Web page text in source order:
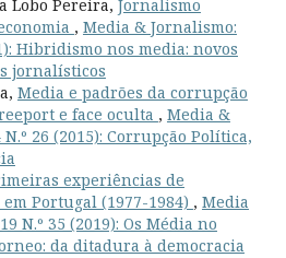
Lobo Pereira, Jornalismo
, Media & Jornalismo:
Hibridismo nos media: novos
jornalísticos
Media e padrões da corrupção
e face oculta , Media &
26 (2015): Corrupção Política,
experiências de
Portugal (1977-1984) , Media
N.º 35 (2019): Os Média no
da ditadura à democracia